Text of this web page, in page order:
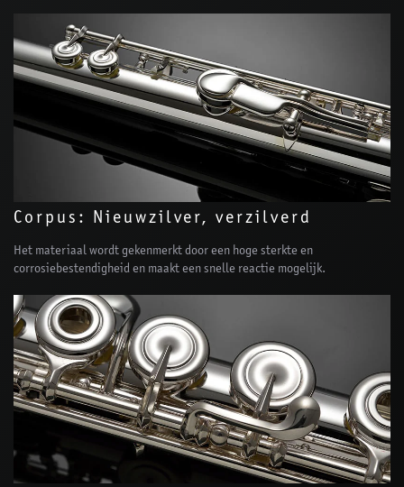
Corpus: Nieuwzilver, verzilverd
Het materiaal wordt gekenmerkt door een hoge sterkte en
corrosiebestendigheid en maakt een snelle reactie mogelijk.